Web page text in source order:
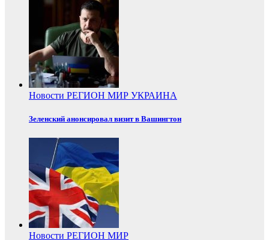
Новости РЕГИОН МИР УКРАИНА
Зеленский анонсировал визит в Вашингтон
Новости РЕГИОН МИР